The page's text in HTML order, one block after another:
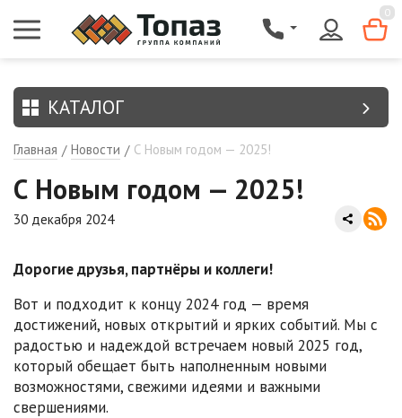
0
КАТАЛОГ
Главная / Новости / С Новым годом — 2025!
С Новым годом — 2025!
30 декабря 2024
Дорогие друзья, партнёры и коллеги!
Вот и подходит к концу 2024 год — время
достижений, новых открытий и ярких событий. Мы с
радостью и надеждой встречаем новый 2025 год,
который обещает быть наполненным новыми
возможностями, свежими идеями и важными
свершениями.